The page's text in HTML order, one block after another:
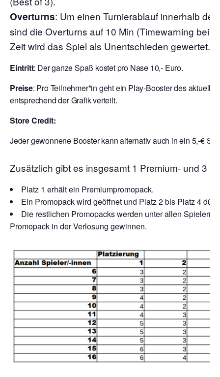
Overturns: Um einen Turnierablauf innerhalb
sind die Overturns auf 10 Min (Timewarning bei
Zeit wird das Spiel als Unentschieden gewertet.
Eintritt: Der ganze Spaß kostet pro Nase 10,- Euro.
Preise: Pro Teilnehmer*in geht ein Play-Booster des
entsprechend der Grafik verteilt.
Store Credit:
Jeder gewonnene Booster kann alternativ auch in ein 5,-€
Zusätzlich gibt es insgesamt 1 Premium- und 3
Platz 1 erhält ein Premiumpromopack.
Ein Promopack wird geöffnet und Platz 2 bis Platz 4
Die restlichen Promopacks werden unter allen Spielern
Promopack in der Verlosung gewinnen.